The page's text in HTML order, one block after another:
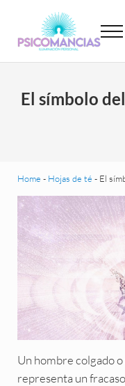
Psicomancias
El símbolo
Home - Hojas de té - El
Un hombre colgado
representa un